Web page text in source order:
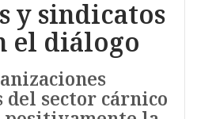
y sindicatos
el diálogo
sector cárnico